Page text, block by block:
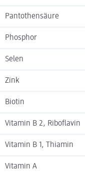
Pantothensäure
Phosphor
Selen
Zink
Biotin
Vitamin B 2, Riboflavin
Vitamin B 1, Thiamin
Vitamin A